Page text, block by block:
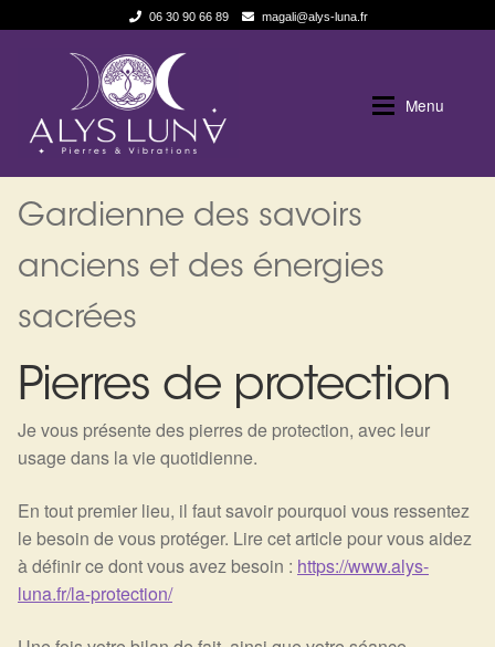
06 30 90 66 89 magali@alys-luna.fr
navigation
contenu
Menu
Alys Luna
Qui suis je
Boutique en ligne
Blog
Politique de cookies (UE)
La Boutique
Nouveautés
Alys Luna
La Boutique
Les pierres en détail
Test — Quelle Gardienne ?
La roue de l’année
Mon compte
Panier
Gardienne des savoirs
anciens et des énergies
sacrées
Pierres de protection
Je vous présente des pierres de protection, avec leur
usage dans la vie quotidienne.
En tout premier lieu, il faut savoir pourquoi vous ressentez
le besoin de vous protéger. Lire cet article pour vous aidez
à définir ce dont vous avez besoin : https://www.alys-
luna.fr/la-protection/